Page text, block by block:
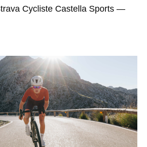
Cycliste Castella Sports —